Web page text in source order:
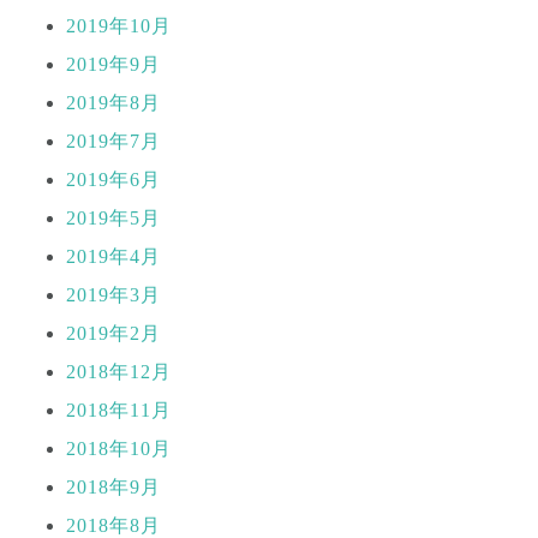
2019年10月
2019年9月
2019年8月
2019年7月
2019年6月
2019年5月
2019年4月
2019年3月
2019年2月
2018年12月
2018年11月
2018年10月
2018年9月
2018年8月